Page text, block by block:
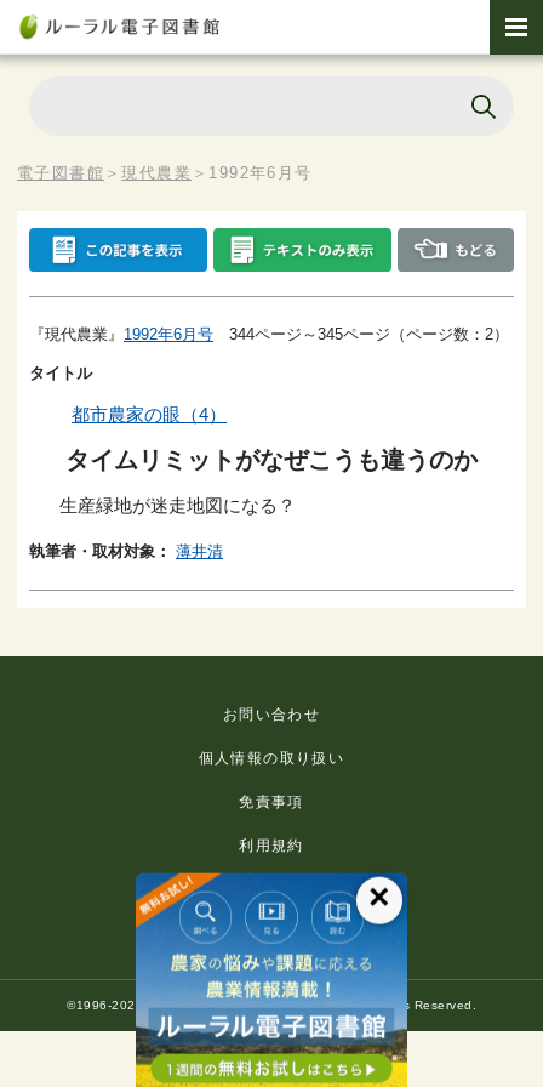
電子図書館 ＞現代農業 ＞ 1992年6月号
『現代農業』 1992年6月号 344ページ～345ページ（ページ数：2）
タイトル
都市農家の眼（4）
タイムリミットがなぜこうも違うのか
生産緑地が迷走地図になる？
執筆者・取材対象： 薄井清
お問い合わせ
個人情報の取り扱い
免責事項
利用規約
推奨環境
著作権等について
©1996-2022 Rural Culture Association Japan. All Rights Reserved.
×